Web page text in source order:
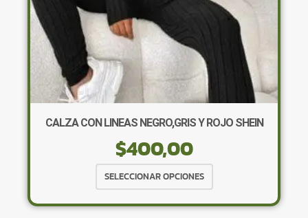
CALZA CON LINEAS NEGRO,GRIS Y ROJO SHEIN
$400,00
SELECCIONAR OPCIONES
producto
tiene